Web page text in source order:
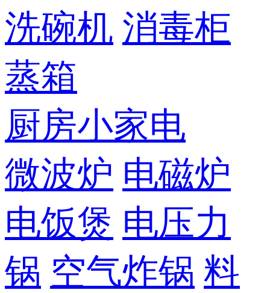
洗碗机 消毒柜
蒸箱
厨房小家电
微波炉 电磁炉
电饭煲 电压力
锅 空气炸锅 料